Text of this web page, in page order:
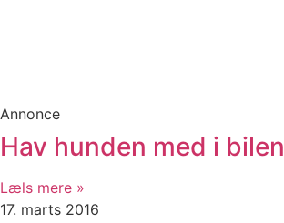
Annonce
Hav hunden med i bilen
Læls mere »
17. marts 2016